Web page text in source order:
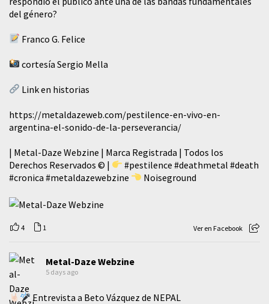
del género?
Franco G. Felice
cortesía Sergio Mella
Link en historias
https://metaldazeweb.com/pestilence-en-vivo-en-
argentina-el-sonido-de-la-perseverancia/
| Metal-Daze Webzine | Marca Registrada | Todos los
Derechos Reservados © |
#pestilence #deathmetal #death
#cronica #metaldazewebzine Noiseground
4 1 Ver en Facebook
Metal-Daze Webzine
5 days ago
Entrevista a Beto Vázquez de NEPAL